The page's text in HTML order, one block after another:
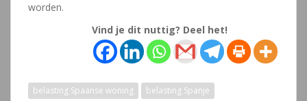
worden.
Vind je dit nuttig? Deel het!
belasting Spaanse woning
belasting Spanje